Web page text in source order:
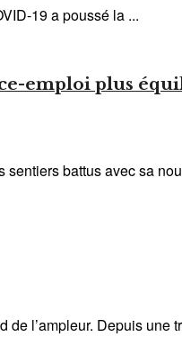
19 a poussé la ...
emploi plus
battus avec sa
l’ampleur. Depuis une